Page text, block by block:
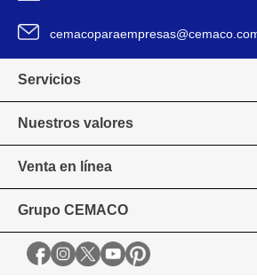
Código SKU
Servicios
Nuestros valores
Venta en línea
Grupo CEMACO